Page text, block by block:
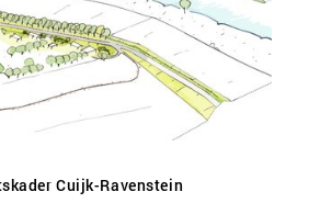
Cuijk-Ravenstein